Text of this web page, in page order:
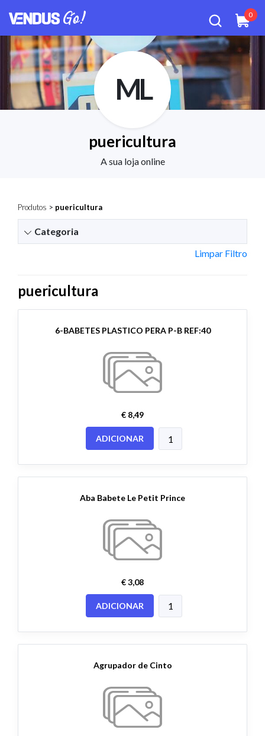
0
ML
puericultura
A sua loja online
Produtos > puericultura
Categoria
Limpar Filtro
puericultura
6-BABETES PLASTICO PERA P-B REF:40
€ 8,49
ADICIONAR
Aba Babete Le Petit Prince
€ 3,08
ADICIONAR
Agrupador de Cinto